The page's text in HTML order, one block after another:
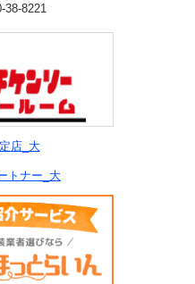
38-8221